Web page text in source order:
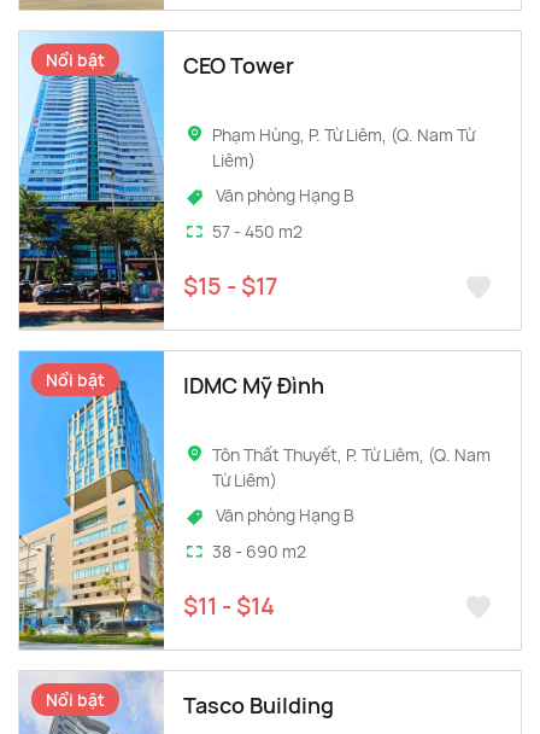
Nổi bật CEO Tower
Phạm Hùng, P. Từ Liêm, (Q. Nam Từ
Liêm)
Văn phòng Hạng B
57 - 450 m2
$15 - $17
Nổi bật IDMC Mỹ Đình
Tôn Thất Thuyết, P. Từ Liêm, (Q. Nam
Từ Liêm)
Văn phòng Hạng B
38 - 690 m2
$11 - $14
Nổi bật Tasco Building